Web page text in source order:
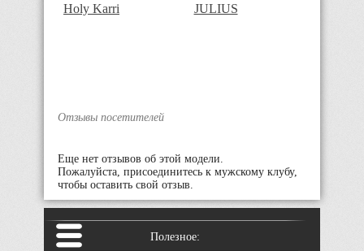
Holy Karri JULIUS
Отзывы посетителей
Еще нет отзывов об этой модели.
Пожалуйста, присоединитесь к мужскому клубу,
чтобы оставить свой отзыв.
Полезное: